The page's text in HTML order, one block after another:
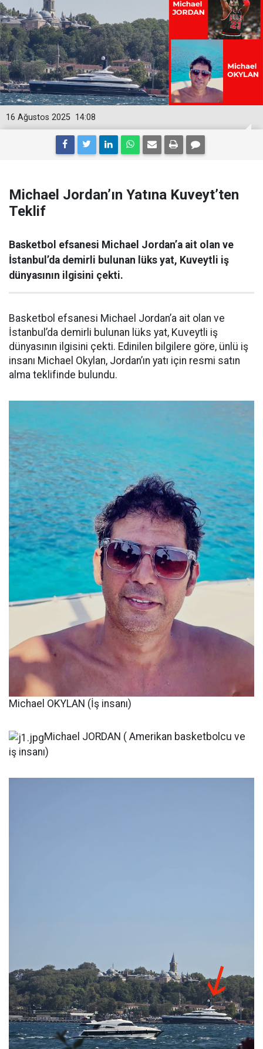
14:08
16 Ağustos 2025
Michael Jordan’ın Yatına Kuveyt’ten
Teklif
Basketbol efsanesi Michael Jordan’a ait olan ve
İstanbul’da demirli bulunan lüks yat, Kuveytli iş
dünyasının ilgisini çekti.
Basketbol efsanesi Michael Jordan’a ait olan ve
İstanbul’da demirli bulunan lüks yat, Kuveytli iş
dünyasının ilgisini çekti. Edinilen bilgilere göre, ünlü iş
insanı Michael Okylan, Jordan’ın yatı için resmi satın
alma teklifinde bulundu.
Michael OKYLAN (İş insanı)
Michael JORDAN ( Amerikan basketbolcu ve
iş insanı)